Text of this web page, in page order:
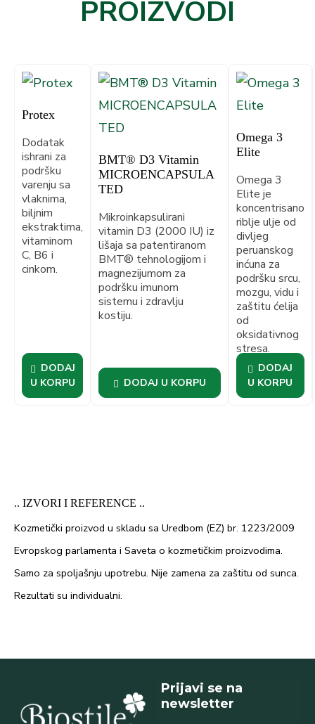
danaPROIZVODI
Protex
Dodatak
ishrani za
podršku
varenju sa
vlaknima,
biljnim
ekstraktima,
vitaminom
C, B6 i
cinkom.
DODAJ
U KORPU
BMT® D3 Vitamin
MICROENCAPSULA
TED
Mikroinkapsulirani
vitamin D3 (2000 IU) iz
lišaja sa patentiranom
BMT® tehnologijom i
magnezijumom za
podršku imunom
sistemu i zdravlju
kostiju.
DODAJ U KORPU
Omega 3
Elite
Omega 3
Elite je
koncentrisano
riblje ulje od
divljeg
peruanskog
inćuna za
podršku srcu,
mozgu, vidu i
zaštitu ćelija
od
oksidativnog
stresa.
DODAJ
U KORPU
.. IZVORI I REFERENCE ..
Kozmetički proizvod u skladu sa Uredbom (EZ) br. 1223/2009
Evropskog parlamenta i Saveta o kozmetičkim proizvodima.
Samo za spoljašnju upotrebu. Nije zamena za zaštitu od sunca.
Rezultati su individualni.
Prijavi se na
newsletter